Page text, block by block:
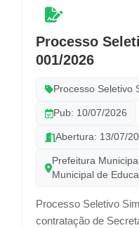
Processo
001/2026
Processo Seletivo
Pub: 10/07/2026
Abertura: 13/07/
Prefeitura
Municipal de
Processo Seletivo
contratação de